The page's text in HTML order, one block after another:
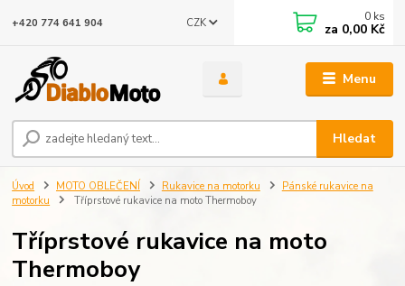
Menu
CZK
Hledat
+420 774 641 904 0 ks
za 0,00 Kč
Úvod MOTO OBLEČENÍ Rukavice na motorku
Pánské rukavice na
motorku
Tříprstové rukavice na moto Thermoboy
Tříprstové rukavice na moto
Thermoboy